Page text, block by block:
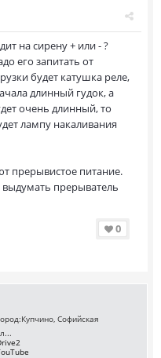
на сирену + или - ?
его запитать от
будет катушка реле,
длинный гудок, а
очень длинный, то
лампу накаливания
прерывистое питание.
прерыватель
0
Купчино, Софийская